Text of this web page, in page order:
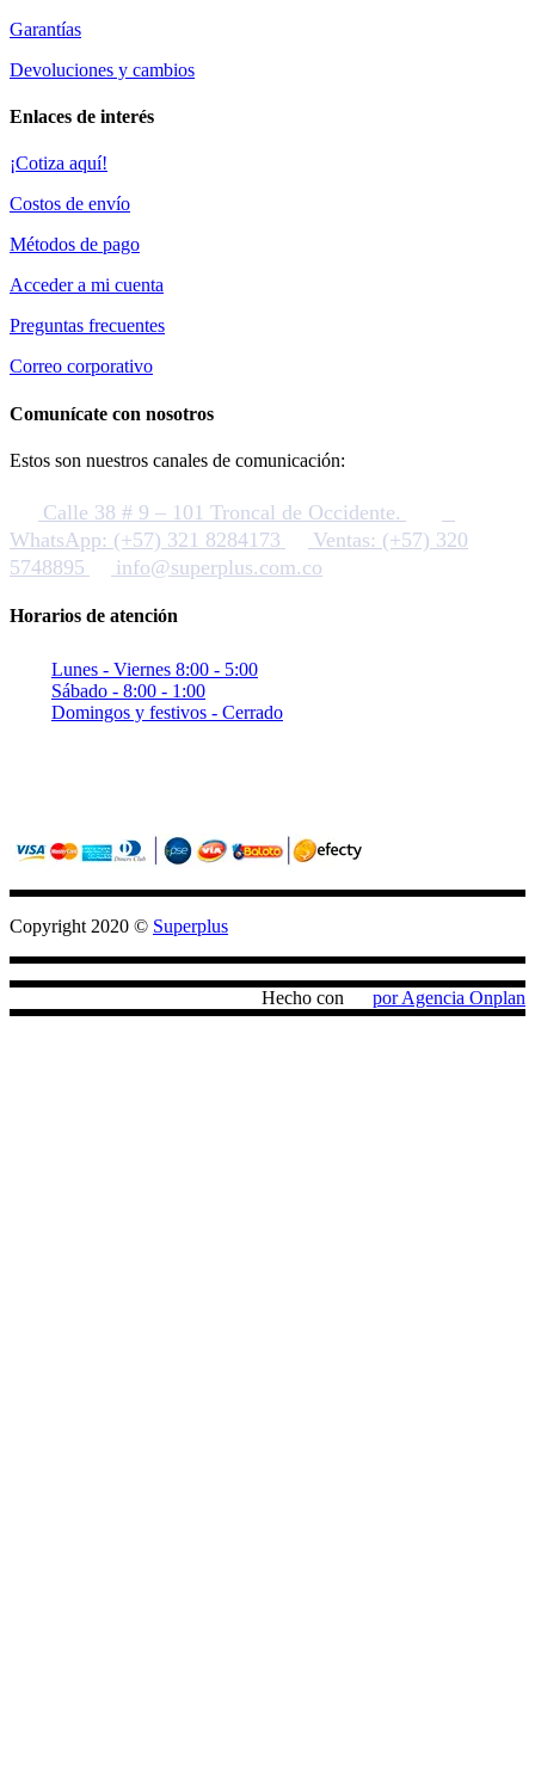
Garantías
Devoluciones y cambios
Enlaces de interés
¡Cotiza aquí!
Costos de envío
Métodos de pago
Acceder a mi cuenta
Preguntas frecuentes
Correo corporativo
Comunícate con nosotros
Estos son nuestros canales de comunicación:
Calle 38 # 9 – 101 Troncal de Occidente.
WhatsApp: (+57) 321 8284173
Ventas: (+57) 320
5748895
info@superplus.com.co
Horarios de atención
Lunes - Viernes 8:00 - 5:00
Sábado - 8:00 - 1:00
Domingos y festivos - Cerrado
Copyright 2020 © Superplus
Hecho con por Agencia Onplan